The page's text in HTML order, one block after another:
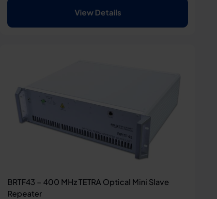
View Details
BRTF43 – 400 MHz TETRA Optical Mini Slave
Repeater